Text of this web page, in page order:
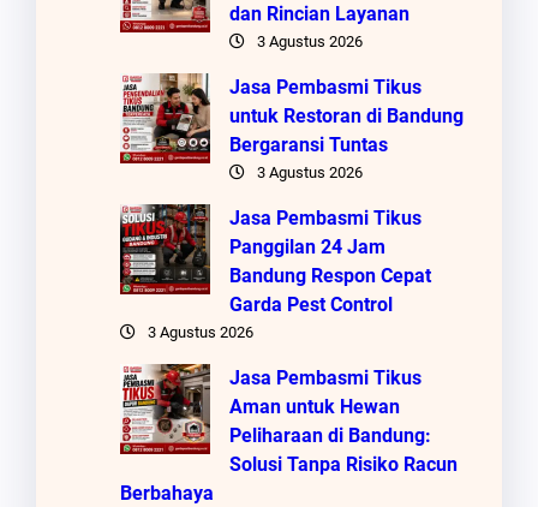
dan Rincian Layanan
3 Agustus 2026
Jasa Pembasmi Tikus
untuk Restoran di Bandung
Bergaransi Tuntas
3 Agustus 2026
Jasa Pembasmi Tikus
Panggilan 24 Jam
Bandung Respon Cepat
Garda Pest Control
3 Agustus 2026
Jasa Pembasmi Tikus
Aman untuk Hewan
Peliharaan di Bandung:
Solusi Tanpa Risiko Racun
Berbahaya